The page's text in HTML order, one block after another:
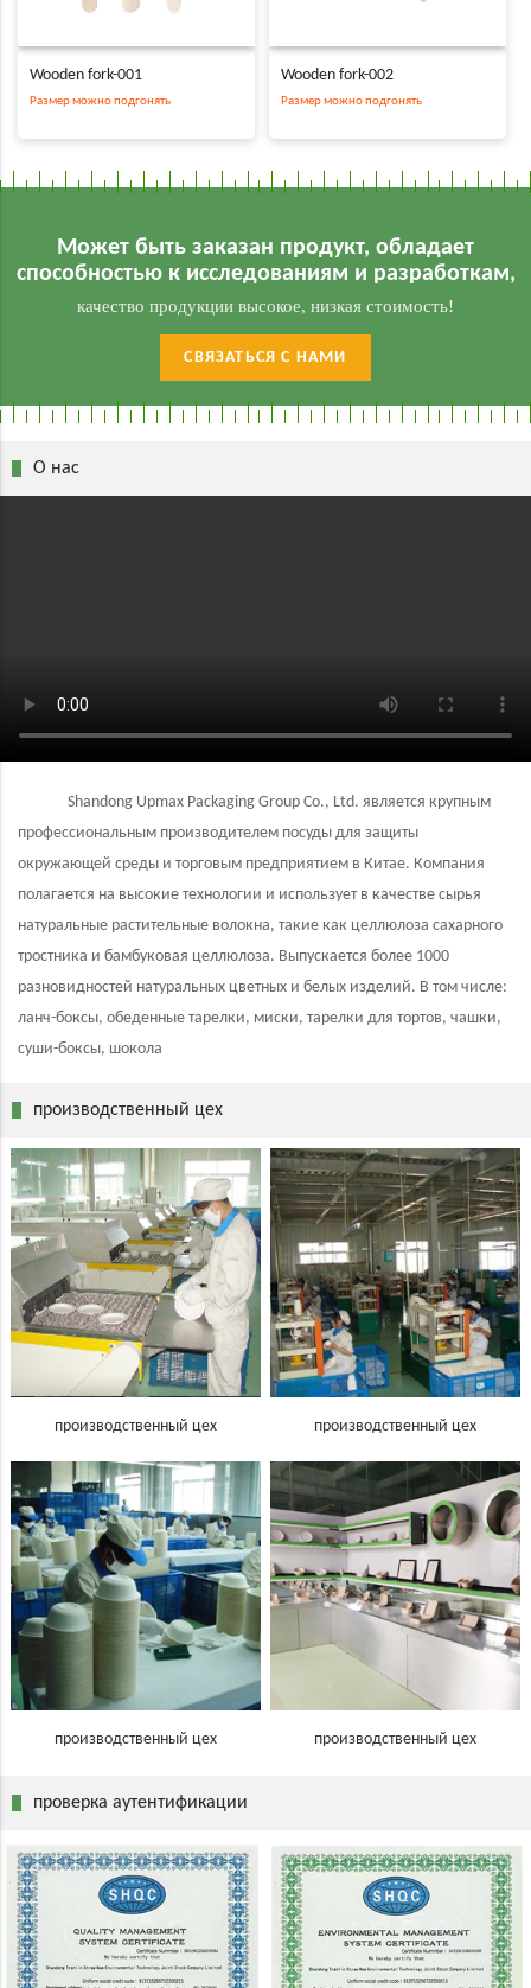
Wooden fork-001
Размер можно подгонять
Wooden fork-002
Размер можно подгонять
Может быть заказан продукт, обладает
способностью к исследованиям и разработкам,
качество продукции высокое, низкая стоимость!
СВЯЗАТЬСЯ С НАМИ
О нас
​Shandong Upmax Packaging Group Co., Ltd. является крупным
профессиональным производителем посуды для защиты
окружающей среды и торговым предприятием в Китае. Компания
полагается на высокие технологии и использует в качестве сырья
натуральные растительные волокна, такие как целлюлоза сахарного
тростника и бамбуковая целлюлоза. Выпускается более 1000
разновидностей натуральных цветных и белых изделий. В том числе:
ланч-боксы, обеденные тарелки, миски, тарелки для тортов, чашки,
суши-боксы, шокола
производственный цех
производственный цех производственный цех
производственный цех производственный цех
проверка аутентификации